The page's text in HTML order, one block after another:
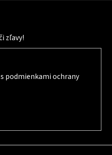
zľavy!
podmienkami ochrany